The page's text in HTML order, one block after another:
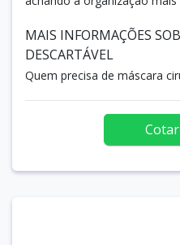
MAIS INFORMAÇÕES
DESCARTÁVEL
Quem precisa de máscara